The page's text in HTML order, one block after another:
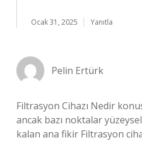
Ocak 31, 2025 Yanıtla
Pelin Ertürk
Filtrasyon Cihazı Nedir
ancak bazı noktalar
kalan ana fikir Filtrasyon